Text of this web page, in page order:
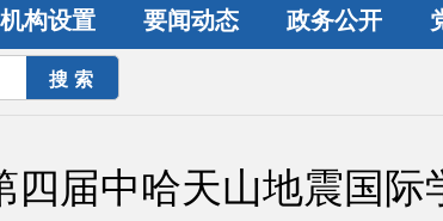
机构设置 要闻动态 政务公开
四届中哈天山地震国